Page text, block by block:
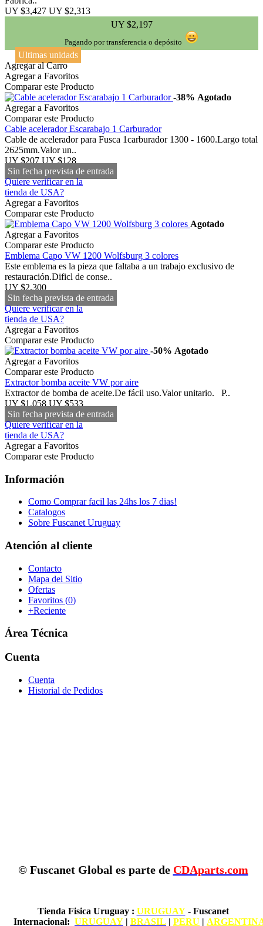
UY $3,427 UY $2,313
UY $2,197
Pagando por transferencia o depósito
Ultimas unidads
Agregar al Carro
Agregar a Favoritos
Comparar este Producto
-38% Agotado
Agregar a Favoritos
Comparar este Producto
Cable acelerador Escarabajo 1 Carburador
Cable de acelerador para Fusca 1carburador 1300 - 1600.Largo total
2625mm.Valor un..
UY $207 UY $128
Sin fecha prevista de entrada
Quiere verificar en la
tienda de USA?
Agregar a Favoritos
Comparar este Producto
Agotado
Agregar a Favoritos
Comparar este Producto
Emblema Capo VW 1200 Wolfsburg 3 colores
Este emblema es la pieza que faltaba a un trabajo exclusivo de
restauración.Dificl de conse..
UY $2,300
Sin fecha prevista de entrada
Quiere verificar en la
tienda de USA?
Agregar a Favoritos
Comparar este Producto
-50% Agotado
Agregar a Favoritos
Comparar este Producto
Extractor bomba aceite VW por aire
Extractor de bomba de aceite.De fácil uso.Valor unitario. P..
UY $1,058 UY $533
Sin fecha prevista de entrada
Quiere verificar en la
tienda de USA?
Agregar a Favoritos
Comparar este Producto
Información
Como Comprar facil las 24hs los 7 dias!
Catalogos
Sobre Fuscanet Uruguay
Atención al cliente
Contacto
Mapa del Sitio
Ofertas
Favoritos (0)
+Reciente
Área Técnica
Cuenta
Cuenta
Historial de Pedidos
© Fuscanet Global es parte de CDAparts.com
Tienda Fisica Uruguay: URUGUAY- Fuscanet
Internacional: URUGUAY | BRASIL | PERU |